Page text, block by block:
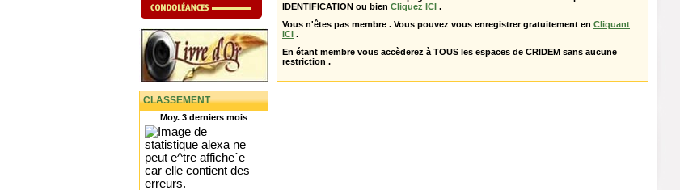
CLASSEMENT
Moy. 3 derniers mois
IDENTIFICATION ou bien Cliquez ICI .
Vous n'êtes pas membre . Vous pouvez vous enregistrer gratuitement en Cliquant
ICI .
En étant membre vous accèderez à TOUS les espaces de CRIDEM sans aucune
restriction .